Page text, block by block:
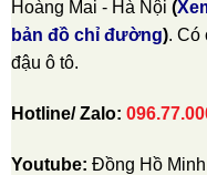
Hoàng Mai - Hà Nội (
bản đồ chỉ đường). Có
đậu ô tô.
Hotline/ Zalo:
Youtube: Đồng Hồ Minh